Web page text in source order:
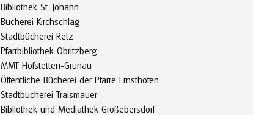
Bibliothek St. Johann
Bücherei Kirchschlag
Stadtbücherei Retz
Pfarrbibliothek Obritzberg
MMT Hofstetten-Grünau
Öffentliche Bücherei der Pfarre Ernsthofen
Stadtbücherei Traismauer
Bibliothek und Mediathek Großebersdorf